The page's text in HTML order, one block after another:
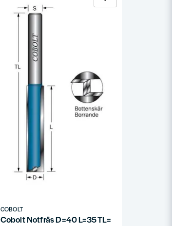
COBOLT
Cobolt Notfräs D=40 L=35 TL=90